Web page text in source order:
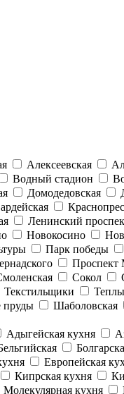
Алексеевская
Водный стадион
Домодедовская
Ленинский
Новокосино
Парк победы
Проспект
Сокол
Текстильщики
пруды Шаболовская
Адыгейская кухня
Европейская
Кипрская кухня
Молекулярная кухня